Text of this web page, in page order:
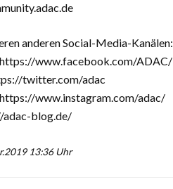
anderen Social-Media-Kanälen:
www.facebook.com/ADAC/
twitter.com/adac
www.instagram.com/adac/
blog.de/
13:36 Uhr